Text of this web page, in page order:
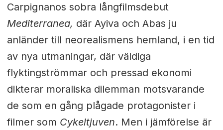
Carpignanos sobra långfilmsdebut
Mediterranea, där Ayiva och Abas ju
anländer till neorealismens hemland, i en tid
av nya utmaningar, där väldiga
flyktingströmmar och pressad ekonomi
dikterar moraliska dilemman motsvarande
de som en gång plågade protagonister i
filmer som Cykeltjuven. Men i jämförelse är